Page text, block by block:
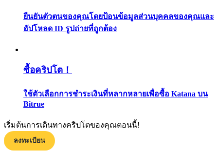
กลยุทธ์การซื้อขาย
ได้รับ
ยืนยันตัวตนของคุณโดยป้อนข้อมูลส่วนบุคคลของคุณและ
อัปโหลด ID รูปถ่ายที่ถูกต้อง
ซื้อคริปโต！
ใช้ตัวเลือกการชำระเงินที่หลากหลายเพื่อซื้อ Katana บน
Bitrue
เริ่มต้นการเดินทางคริปโตของคุณตอนนี้!
ลงทะเบียน